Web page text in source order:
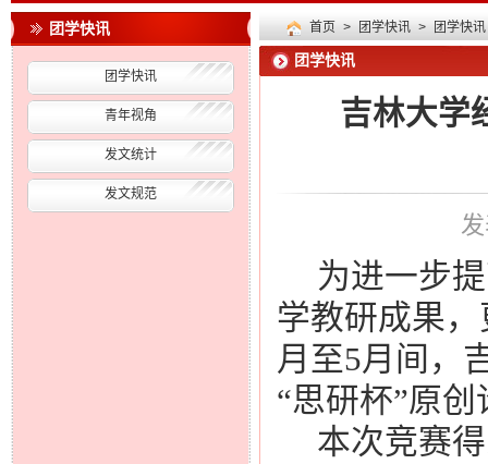
团学快讯
团学快讯
青年视角
发文统计
发文规范
首页 > 团学快讯 > 团学快讯
团学快讯
吉林大学
为进一步
学教研成果
月至5月间，
“思研杯”原
本次竞赛